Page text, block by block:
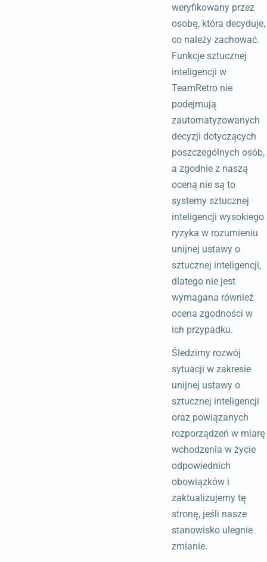
weryfikowany przez
osobę, która decyduje,
co należy zachować.
Funkcje sztucznej
inteligencji w
TeamRetro nie
podejmują
zautomatyzowanych
decyzji dotyczących
poszczególnych osób,
a zgodnie z naszą
oceną nie są to
systemy sztucznej
inteligencji wysokiego
ryzyka w rozumieniu
unijnej ustawy o
sztucznej inteligencji,
dlatego nie jest
wymagana również
ocena zgodności w
ich przypadku.
Śledzimy rozwój
sytuacji w zakresie
unijnej ustawy o
sztucznej inteligencji
oraz powiązanych
rozporządzeń w miarę
wchodzenia w życie
odpowiednich
obowiązków i
zaktualizujemy tę
stronę, jeśli nasze
stanowisko ulegnie
zmianie.